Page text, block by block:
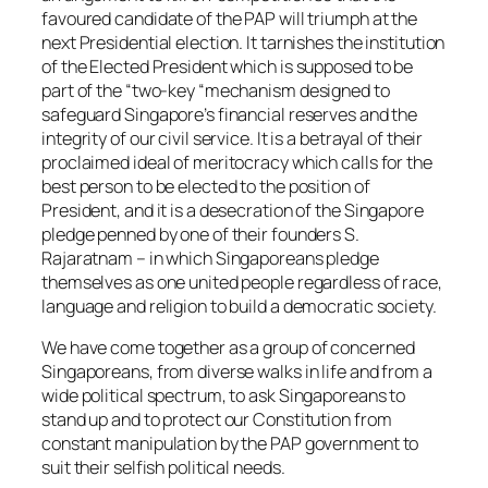
favoured candidate of the PAP will triumph at the
next Presidential election. It tarnishes the institution
of the Elected President which is supposed to be
part of the “two-key “mechanism designed to
safeguard Singapore’s financial reserves and the
integrity of our civil service. It is a betrayal of their
proclaimed ideal of meritocracy which calls for the
best person to be elected to the position of
President, and it is a desecration of the Singapore
pledge penned by one of their founders S.
Rajaratnam – in which Singaporeans pledge
themselves as one united people regardless of race,
language and religion to build a democratic society.
We have come together as a group of concerned
Singaporeans, from diverse walks in life and from a
wide political spectrum, to ask Singaporeans to
stand up and to protect our Constitution from
constant manipulation by the PAP government to
suit their selfish political needs.